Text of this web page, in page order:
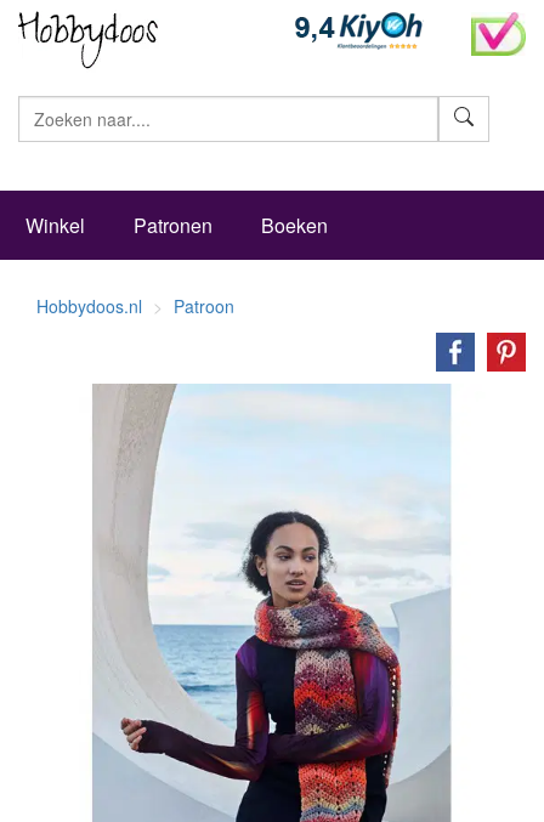
Winkel Patronen Boeken
Hobbydoos.nl Patroon